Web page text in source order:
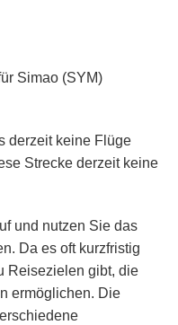
Simao (SYM)
derzeit keine Flüge
Strecke derzeit keine
und nutzen Sie das
Da es oft kurzfristig
Reisezielen gibt, die
ermöglichen. Die